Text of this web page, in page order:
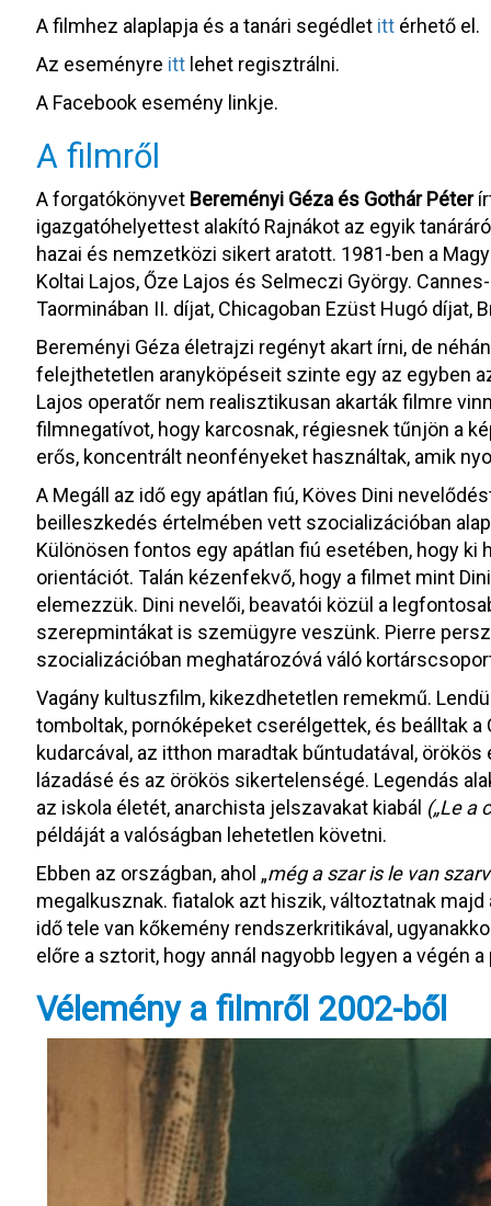
A filmhez alaplapja és a tanári segédlet itt érhető el.
Az eseményre itt lehet regisztrálni.
A Facebook esemény linkje.
A filmről
A forgatókönyvet Bereményi Géza és Gothár Péter
igazgatóhelyettest alakító Rajnákot az egyik
hazai és nemzetközi sikert aratott. 1981-ben a
Koltai Lajos, Őze Lajos és Selmeczi György.
Taorminában II. díjat, Chicagoban Ezüst Hugó díjat,
Bereményi Géza életrajzi regényt akart írni, de
felejthetetlen aranyköpéseit szinte egy az egyben
Lajos operatőr nem realisztikusan akarták filmre
filmnegatívot, hogy karcosnak, régiesnek tűnjön a
erős, koncentrált neonfényeket használtak, amik
A Megáll az idő egy apátlan fiú, Köves Dini
beilleszkedés értelmében vett szocializációban
Különösen fontos egy apátlan fiú esetében, hogy ki
orientációt. Talán kézenfekvő, hogy a filmet mint
elemezzük. Dini nevelői, beavatói közül a
szerepmintákat is szemügyre veszünk. Pierre
szocializációban meghatározóvá váló
Vagány kultuszfilm, kikezdhetetlen remekmű.
tomboltak, pornóképeket cserélgettek, és beálltak
kudarcával, az itthon maradtak bűntudatával,
lázadásé és az örökös sikertelenségé. Legendás
az iskola életét, anarchista jelszavakat kiabál („Le a
példáját a valóságban lehetetlen követni.
Ebben az országban, ahol „még a szar is le van
megalkusznak. fiatalok azt hiszik, változtatnak
idő tele van kőkemény rendszerkritikával,
előre a sztorit, hogy annál nagyobb legyen a végén
Vélemény a filmről 2002-ből